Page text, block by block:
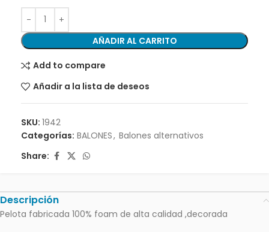
AÑADIR AL CARRITO
Add to compare
Añadir a la lista de deseos
SKU: 1942
Categorías: BALONES, Balones alternativos
Share:
Descripción
Pelota fabricada 100% foam de alta calidad ,decorada